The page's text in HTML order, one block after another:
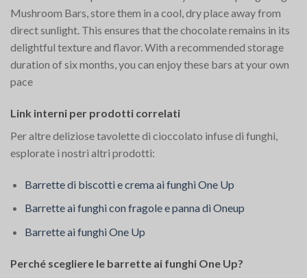
Mushroom Bars, store them in a cool, dry place away from
direct sunlight. This ensures that the chocolate remains in its
delightful texture and flavor. With a recommended storage
duration of six months, you can enjoy these bars at your own
pace​
Link interni per prodotti correlati
Per altre deliziose tavolette di cioccolato infuse di funghi,
esplorate i nostri altri prodotti:
Barrette di biscotti e crema ai funghi One Up
Barrette ai funghi con fragole e panna di Oneup
Barrette ai funghi One Up
Perché scegliere le barrette ai funghi One Up?